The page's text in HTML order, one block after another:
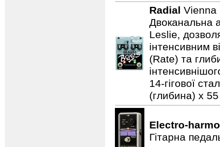
Radial
Двоканальна
Leslie,
інтенсивним
(Rate) та
14-гігової
(глибина) x
Electro-
Гітарна